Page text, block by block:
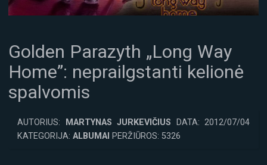
Golden Parazyth „Long Way
Home”: neprailgstanti kelionė
spalvomis
AUTORIUS: MARTYNAS JURKEVIČIUS DATA: 2012/07/04
KATEGORIJA: ALBUMAI PERŽIŪROS: 5326